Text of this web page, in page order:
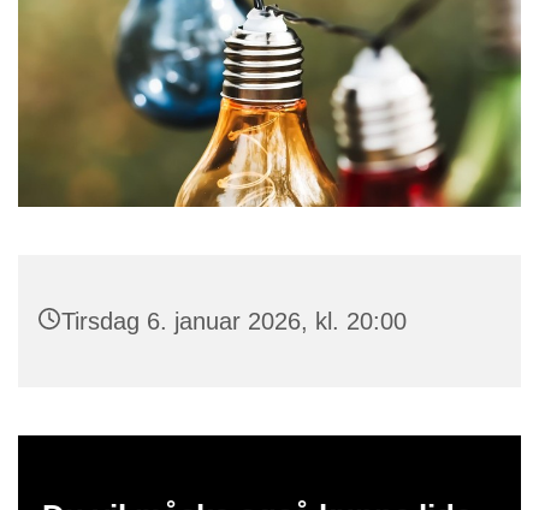
Tirsdag 6. januar 2026, kl. 20:00